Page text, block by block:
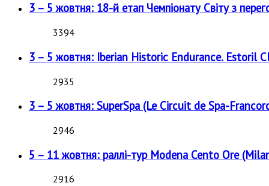
3 – 5 жовтня: 18-й етап Чемпіонату Світу з
3394
3 – 5 жовтня: Iberian Historic Endurance. Estoril
2935
3 – 5 жовтня: SuperSpa (Le Circuit de Spa-
2946
5 – 11 жовтня: раллі-тур Modena Cento Ore
2916